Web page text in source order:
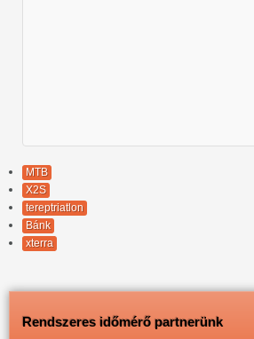
MTB
X2S
tereptriatlon
Bánk
xterra
Rendszeres időmérő partnerünk